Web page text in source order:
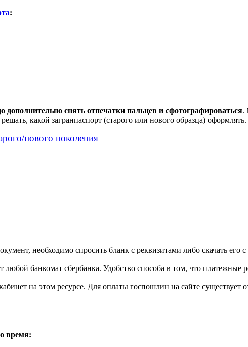
:
дополнительно снять отпечатки пальцев и сфотографироваться.
какой загранпаспорт (старого или нового образца) оформлять.
нового поколения
необходимо спросить бланк с реквизитами либо скачать его с
любой банкомат сбербанка. Удобство способа в том, что платежные
на этом ресурсе. Для оплаты госпошлин на сайте существует
время: